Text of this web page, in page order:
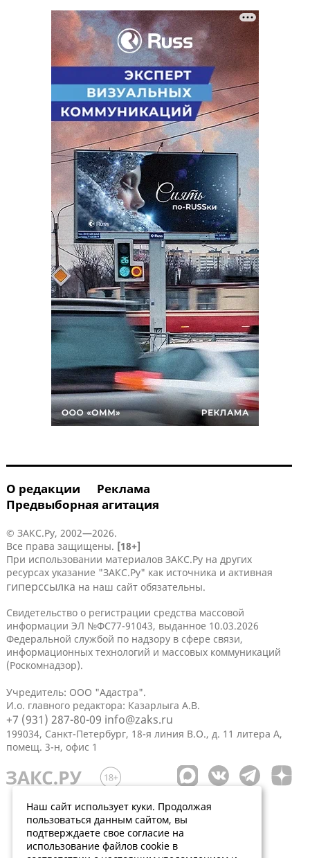
О редакции
Реклама
Предвыборная агитация
© ЗАКС.Ру, 2002—2026.
Все права защищены. [18+]
При использовании материалов ЗАКС.Ру на других
ресурсах указание "ЗАКС.Ру" как источника и активная
гиперссылка на наш сайт обязательны.
Свидетельство о регистрации средства массовой
информации ЭЛ №ФС77-91043, выданное 10.03.2026
Федеральной службой по надзору в сфере связи,
информационных технологий и массовых коммуникаций
(Роскомнадзор).
Учредитель: ООО "Адастра".
И.о. главного редактора: Казарлыга А.В.
+7 (931) 287-80-09 info@zaks.ru
199034, Санкт-Петербург, 18-я линия В.О., д. 11 литера А,
помещ. 3-н, офис 1
Наш сайт использует куки. Продолжая
пользоваться данным сайтом, вы
подтверждаете свое согласие на
использование файлов cookie в